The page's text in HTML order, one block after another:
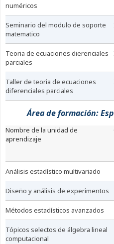
numéricos
seminario del modulo de soporte
matematico
teoria de ecuaciones dierenciales
parciales
taller de teoria de ecuaciones
diferenciales parciales
Área de formación:
nombre de la unidad de
aprendizaje
análisis estadístico multivariado
diseño y análisis de experimentos
métodos estadísticos avanzados
tópicos selectos de álgebra lineal
computacional